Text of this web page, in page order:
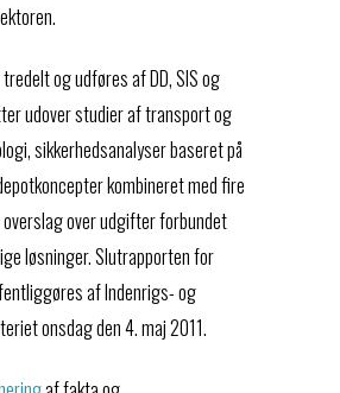
og udføres af DD, SIS og
udover studier af transport og
sikkerhedsanalyser baseret på
kombineret med fire
over udgifter forbundet
løsninger. Slutrapporten for
af Indenrigs- og
onsdag den 4. maj 2011.